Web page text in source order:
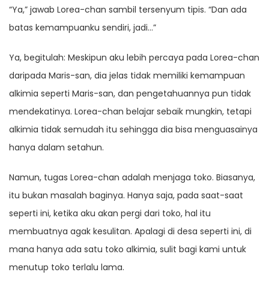
“Ya,” jawab Lorea-chan sambil tersenyum tipis. “Dan ada
batas kemampuanku sendiri, jadi…”
Ya, begitulah: Meskipun aku lebih percaya pada Lorea-chan
daripada Maris-san, dia jelas tidak memiliki kemampuan
alkimia seperti Maris-san, dan pengetahuannya pun tidak
mendekatinya. Lorea-chan belajar sebaik mungkin, tetapi
alkimia tidak semudah itu sehingga dia bisa menguasainya
hanya dalam setahun.
Namun, tugas Lorea-chan adalah menjaga toko. Biasanya,
itu bukan masalah baginya. Hanya saja, pada saat-saat
seperti ini, ketika aku akan pergi dari toko, hal itu
membuatnya agak kesulitan. Apalagi di desa seperti ini, di
mana hanya ada satu toko alkimia, sulit bagi kami untuk
menutup toko terlalu lama.